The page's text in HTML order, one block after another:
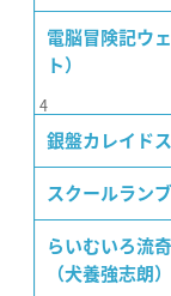
電脳冒険記ウ
ト）
4
銀盤カレイド
スクールラン
らいむいろ流
（犬養強志朗）